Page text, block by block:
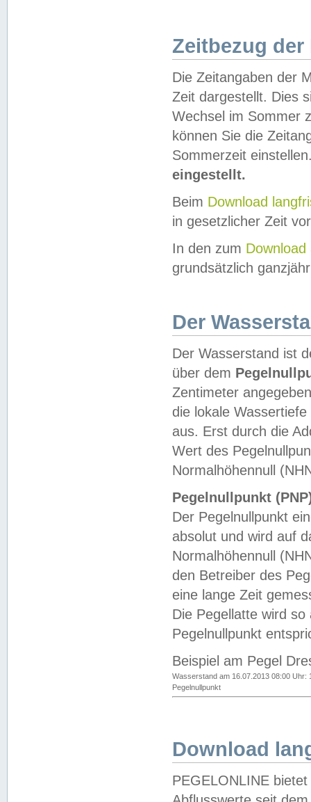
Zeitbezug der
Die Zeitangaben der
Zeit dargestellt. Dies
Wechsel im Sommer
können Sie die
Sommerzeit
eingestellt.
Beim Download
in gesetzlicher Zeit
In den zum Download
grundsätzlich
Der
Der Wasserstand ist
über dem
Zentimeter
die lokale
aus. Erst durch die
Wert des
Normalhöhennull
Pegelnullpunkt
Der Pegelnullpunkt
absolut und wird auf
Normalhöhennull
den Betreiber des
eine lange Zeit
Die Pegellatte wird
Pegelnullpunkt
Beispiel am Pegel
Wasserstand am 16.07.2013 08:00 Uhr:
Pegelnullpunkt
Download
PEGELONLINE